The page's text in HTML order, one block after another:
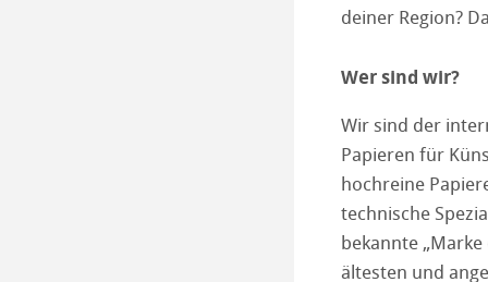
Matt FineArt
Matt FineArt
Glossy FineArt
Canvas FineArt
Photo Media
ICC Profile
Download Center
FAQ
Tipps zur
Archiv
Hahnemühle
Certified Studios
Kontakt
FineArt Album
FineArt Inkjet
QT Albums x
Schutz &
deiner Region?
Wer sind wir?
Wir sind der
Papieren für
hochreine
technische
bekannte
ältesten und